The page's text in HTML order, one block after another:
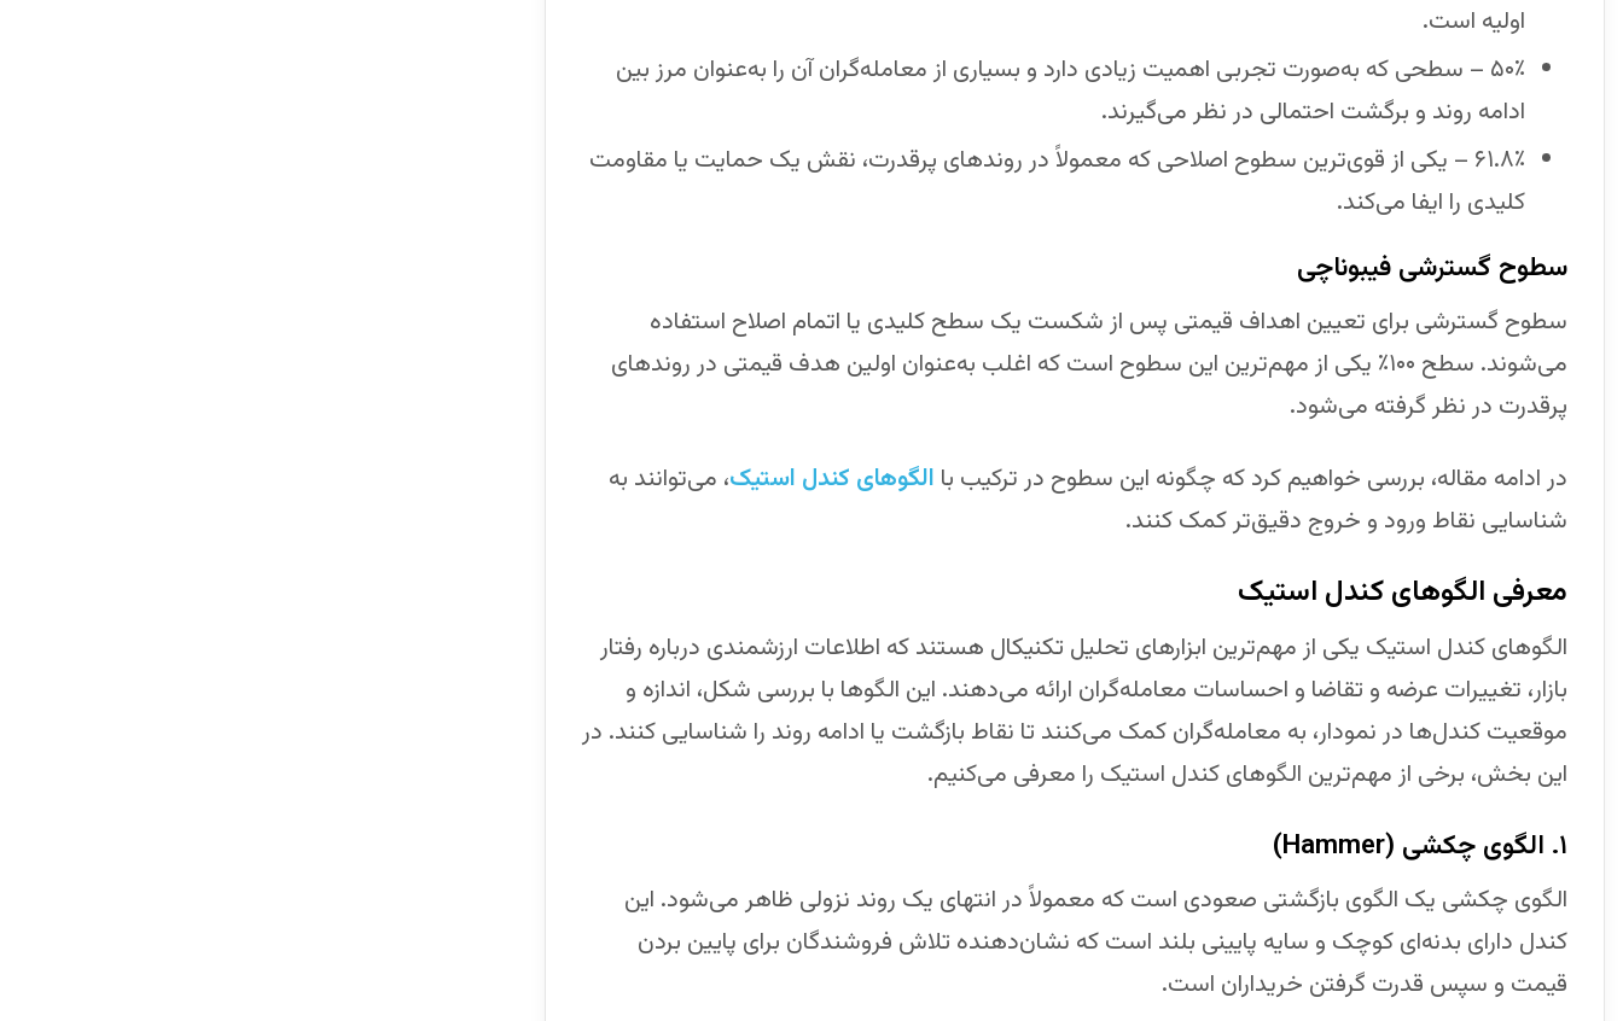
اولیه است.
۵۰٪ – سطحی که به‌صورت تجربی اهمیت زیادی دارد و بسیاری از معامله‌گران آن را به‌عنوان مرز بین
ادامه روند و برگشت احتمالی در نظر می‌گیرند.
۶۱.۸٪ – یکی از قوی‌ترین سطوح اصلاحی که معمولاً در روندهای پرقدرت، نقش یک حمایت یا مقاومت
کلیدی را ایفا می‌کند.
سطوح گسترشی فیبوناچی
سطوح گسترشی برای تعیین اهداف قیمتی پس از شکست یک سطح کلیدی یا اتمام اصلاح استفاده
می‌شوند. سطح ۱۰۰٪ یکی از مهم‌ترین این سطوح است که اغلب به‌عنوان اولین هدف قیمتی در روندهای
پرقدرت در نظر گرفته می‌شود.
در ادامه مقاله، بررسی خواهیم کرد که چگونه این سطوح در ترکیب با الگوهای کندل استیک، می‌توانند به
شناسایی نقاط ورود و خروج دقیق‌تر کمک کنند.
معرفی الگوهای کندل استیک
الگوهای کندل استیک یکی از مهم‌ترین ابزارهای تحلیل تکنیکال هستند که اطلاعات ارزشمندی درباره رفتار
بازار، تغییرات عرضه و تقاضا و احساسات معامله‌گران ارائه می‌دهند. این الگوها با بررسی شکل، اندازه و
موقعیت کندل‌ها در نمودار، به معامله‌گران کمک می‌کنند تا نقاط بازگشت یا ادامه روند را شناسایی کنند. در
این بخش، برخی از مهم‌ترین الگوهای کندل استیک را معرفی می‌کنیم.
۱. الگوی چکشی ( Hammer
)
الگوی چکشی یک الگوی بازگشتی صعودی است که معمولاً در انتهای یک روند نزولی ظاهر می‌شود. این
کندل دارای بدنه‌ای کوچک و سایه پایینی بلند است که نشان‌دهنده تلاش فروشندگان برای پایین بردن
قیمت و سپس قدرت گرفتن خریداران است.